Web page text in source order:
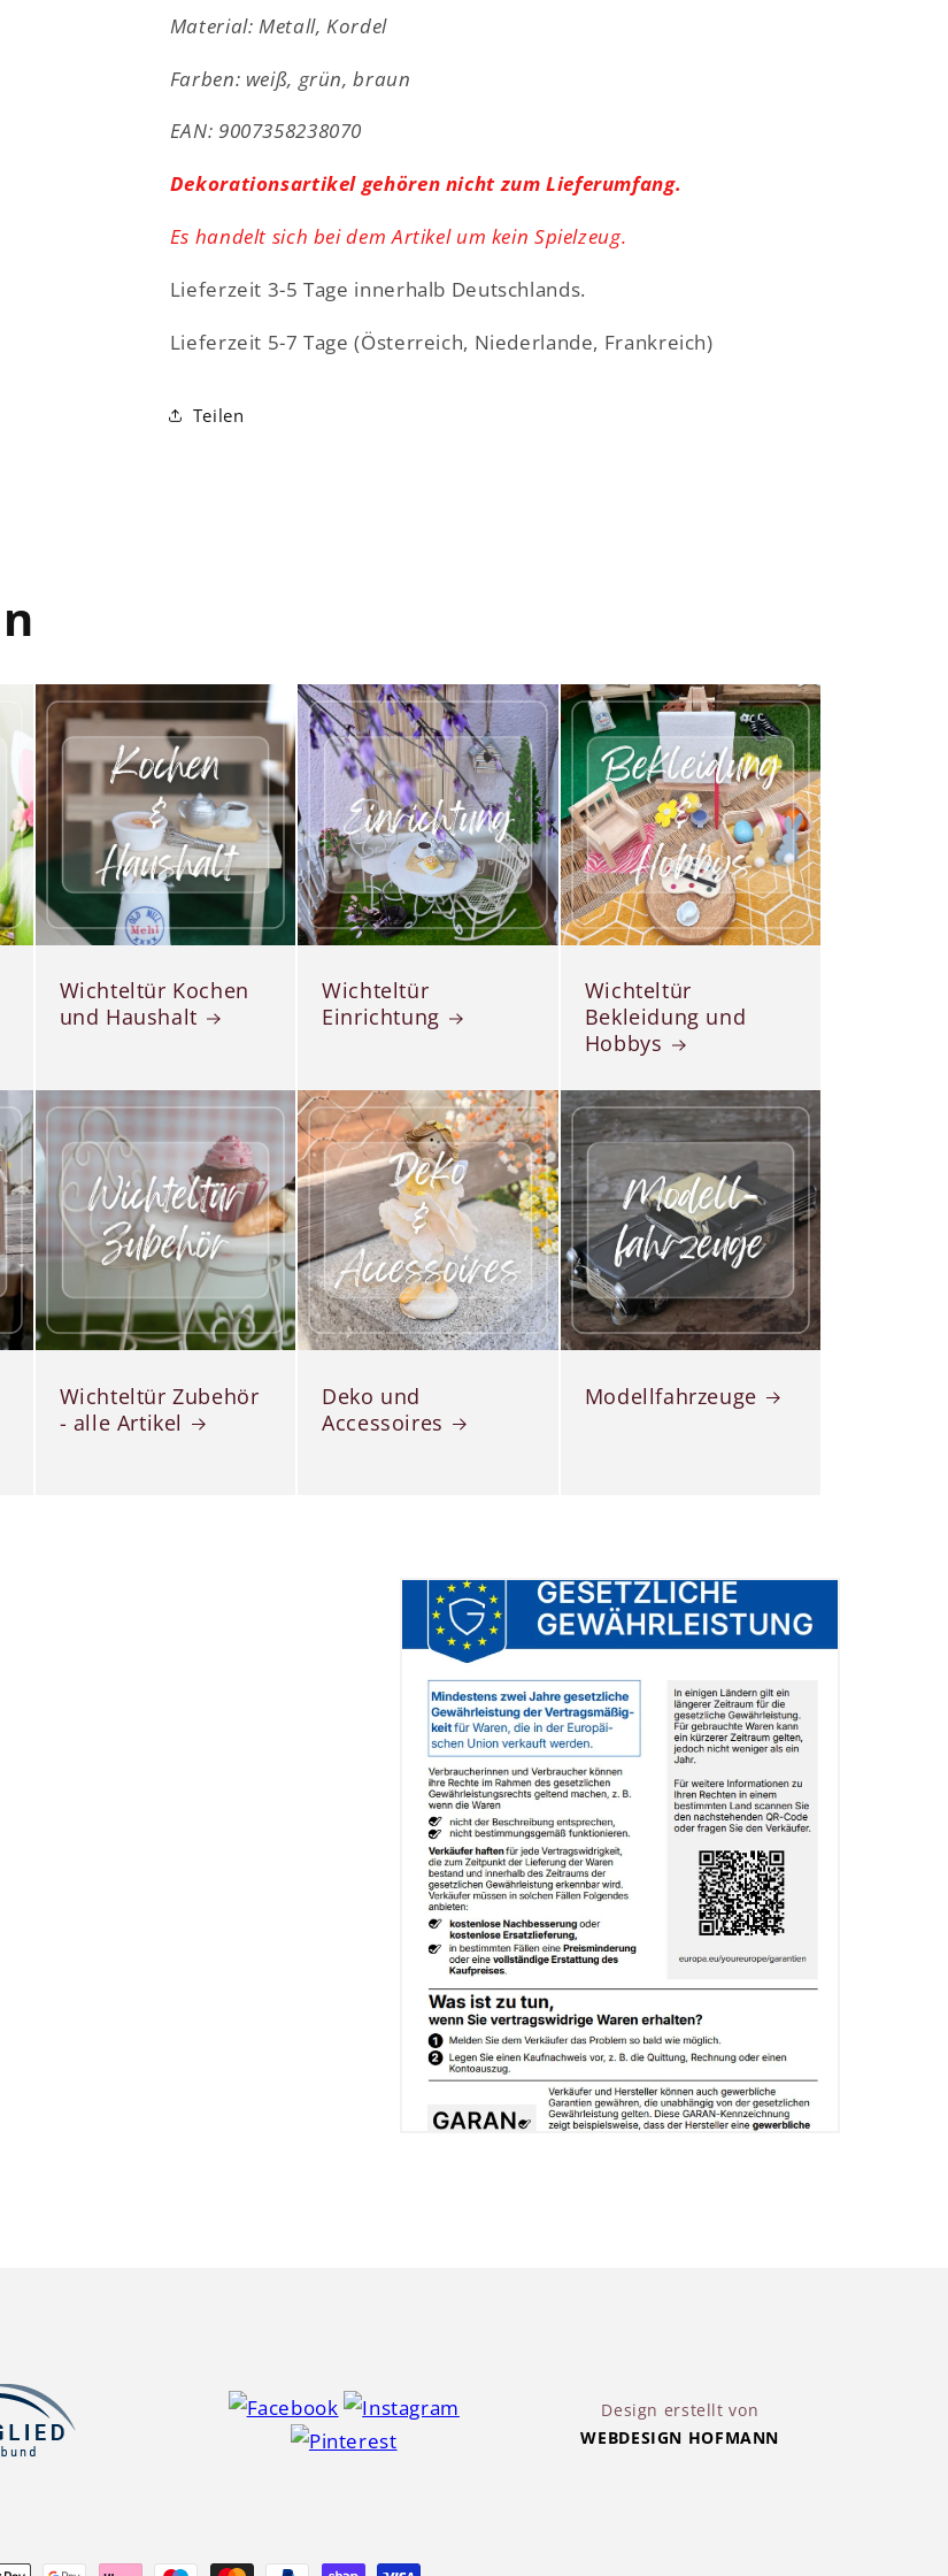
Hängen
-
-
/
-
x
cm
Hängen
-
-
/
-
x
cm
Material: Metall, Kordel
Farben: weiß, grün, braun
EAN: 9007358238070
Dekorationsartikel gehören nicht zum Lieferumfang.
Es handelt sich bei dem Artikel um kein Spielzeug.
Lieferzeit 3-5 Tage innerhalb Deutschlands.
Lieferzeit 5-7 Tage (Österreich, Niederlande, Frankreich)
Teilen
Wichteltür Kochen
und Haushalt
Wichteltür
Einrichtung
Wichteltür
Bekleidung und
Hobbys
Wichteltür Zubehör
- alle Artikel
Deko und
Accessoires
Modellfahrzeuge
Design erstellt von
WEBDESIGN HOFMANN